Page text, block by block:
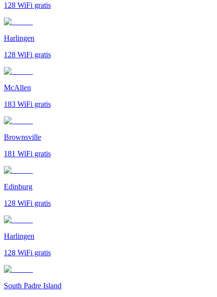
128 WiFi gratis
Harlingen
128 WiFi gratis
McAllen
183 WiFi gratis
Brownsville
181 WiFi gratis
Edinburg
128 WiFi gratis
Harlingen
128 WiFi gratis
South Padre Island